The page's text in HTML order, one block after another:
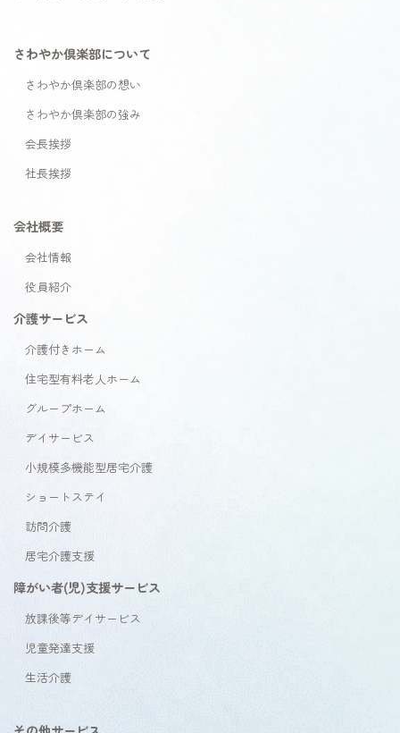
さわやか倶楽部について
さわやか倶楽部の想い
さわやか倶楽部の強み
会長挨拶
社長挨拶
会社概要
会社情報
役員紹介
介護サービス
介護付きホーム
住宅型有料老人ホーム
グループホーム
デイサービス
小規模多機能型居宅介護
ショートステイ
訪問介護
居宅介護支援
障がい者(児)支援サービス
放課後等デイサービス
児童発達支援
生活介護